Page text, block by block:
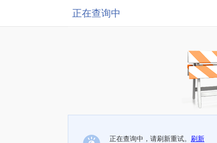
正在查询中
正在查询中，请刷新重试。 刷新